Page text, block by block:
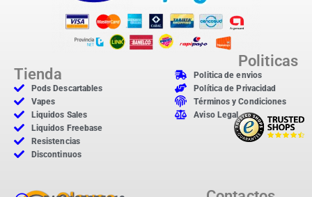
Tienda
Pods Descartables
Vapes
Liquidos Sales
Liquidos Freebase
Resistencias
Discontinuos
Politicas
Politica de envios
Política de Privacidad
Términos y Condiciones
Aviso Legal